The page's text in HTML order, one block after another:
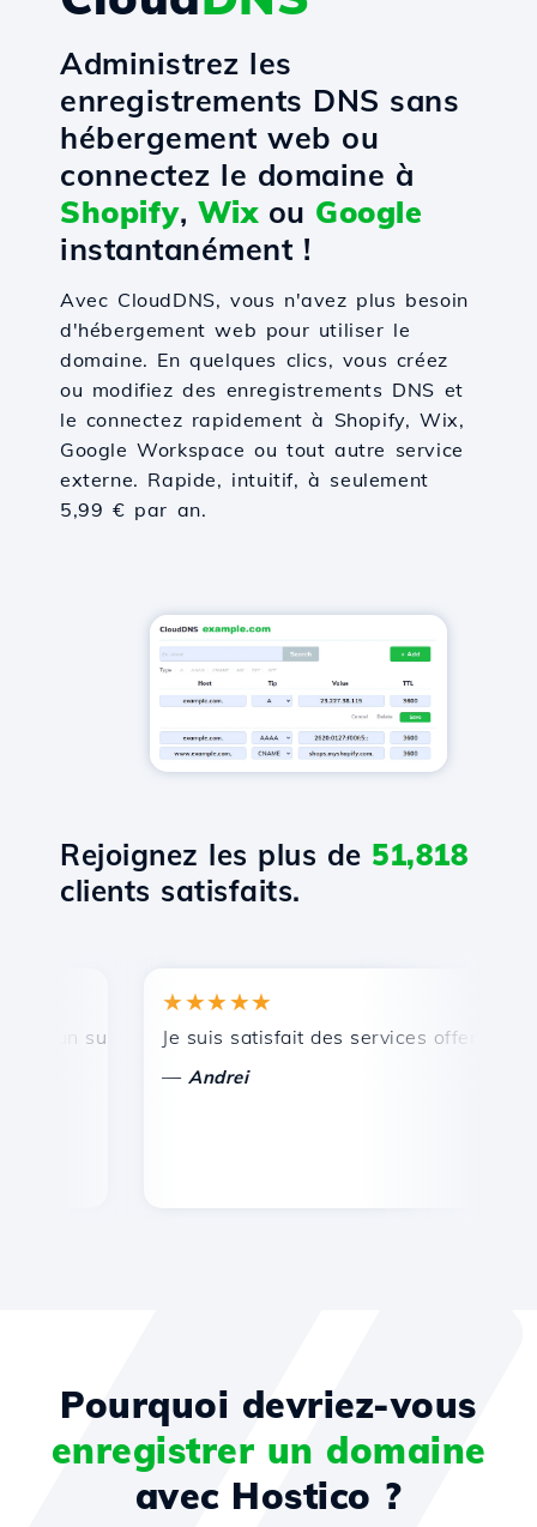
Administrez les
enregistrements DNS sans
hébergement web ou
connectez le domaine à
Shopify, Wixou Google
instantanément !
Avec CloudDNS, vous n'avez plus besoin
d'hébergement web pour utiliser le
domaine. En quelques clics, vous créez
ou modifiez des enregistrements DNS et
le connectez rapidement à Shopify, Wix,
Google Workspace ou tout autre service
externe. Rapide, intuitif, à seulement
5,99 € par an.
Rejoignez les plus de 51,818
clients satisfaits.
un support technique rapide et efficace.
★★★★★
Je suis satisfait des services offerts par
Andrei
Pourquoi devriez-vous
enregistrer un domaine
avec Hostico ?